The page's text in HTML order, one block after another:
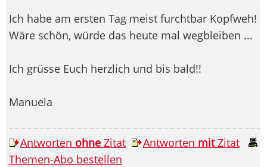
Ich habe am ersten Tag meist furchtbar Kopfweh!
Wäre schön, würde das heute mal wegbleiben ...
Ich grüsse Euch herzlich und bis bald!!
Manuela
Antworten ohne Zitat Antworten mitZitat
Themen-Abo bestellen